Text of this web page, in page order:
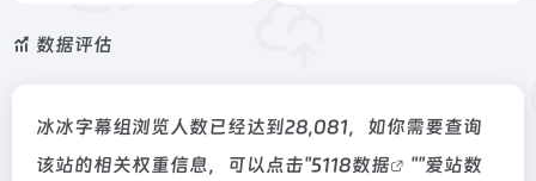
数据评估
冰冰字幕组浏览人数已经达到28,081，如你需要查询
该站的相关权重信息，可以点击"5118数据 ""爱站数